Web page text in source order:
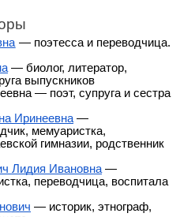
— поэтесса и переводчица.
— биолог, литератор,
выпускников
— поэт, супруга и сестра
Иринеевна—
мемуаристка,
гимназии, родственник
Лидия Ивановна—
переводчица, воспитала
— историк, этнограф,